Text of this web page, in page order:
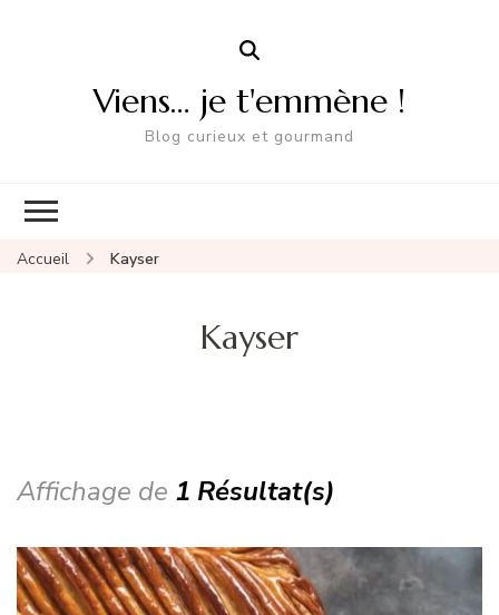
Viens… je t'emmène !
Blog curieux et gourmand
Accueil Kayser
Kayser
Affichage de 1 Résultat(s)